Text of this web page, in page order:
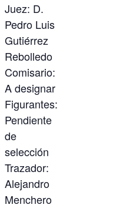
Juez: D.
Pedro Luis
Gutiérrez
Rebolledo
Comisario:
A designar
Figurantes:
Pendiente
de
selección
Trazador:
Alejandro
Menchero